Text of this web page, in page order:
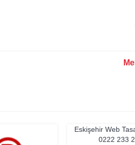
Eskişehir Web
0222 233